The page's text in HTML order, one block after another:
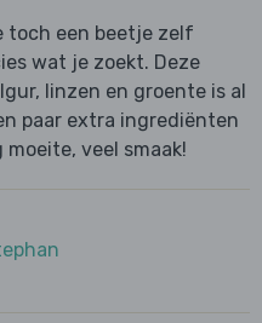
toch een beetje zelf
wat je zoekt. Deze
linzen en groente is al
paar extra ingrediënten
veel smaak!